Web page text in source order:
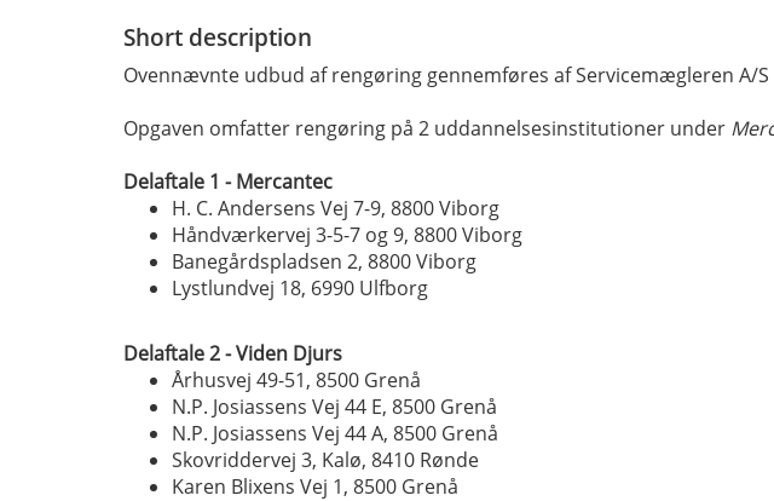
Short description
Ovennævnte udbud af rengøring gennemføres af Servicemægleren A/
Opgaven omfatter rengøring på 2 uddannelsesinstitutioner under
Delaftale 1 - Mercantec
H. C. Andersens Vej 7-9, 8800 Viborg
Håndværkervej 3-5-7 og 9, 8800 Viborg
Banegårdspladsen 2, 8800 Viborg
Lystlundvej 18, 6990 Ulfborg
Delaftale 2 - Viden Djurs
Århusvej 49-51, 8500 Grenå
N.P. Josiassens Vej 44 E, 8500 Grenå
N.P. Josiassens Vej 44 A, 8500 Grenå
Skovriddervej 3, Kalø, 8410 Rønde
Karen Blixens Vej 1, 8500 Grenå